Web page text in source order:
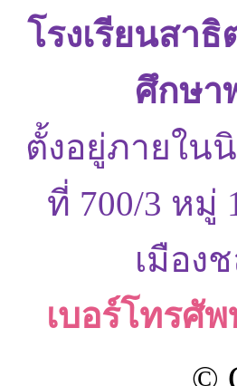
โรงเรียนสา
ศึกษา
ตั้งอยู่ภายใน
ที่ 700/3 หมู่
เมือง
เบอร์โทรศั